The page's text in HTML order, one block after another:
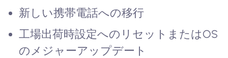
新しい携帯電話への移行
工場出荷時設定へのリセットまたはOS
のメジャーアップデート